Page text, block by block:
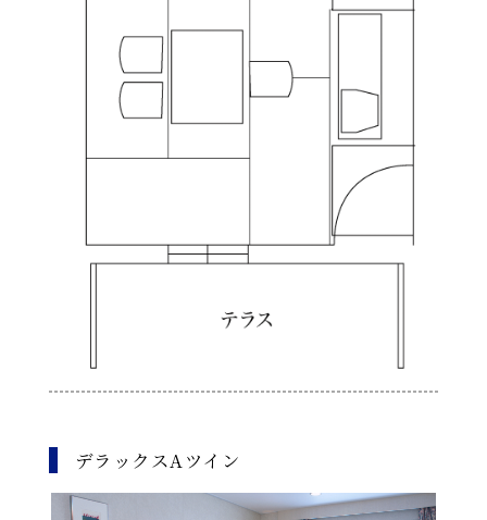
デラックスAツイン